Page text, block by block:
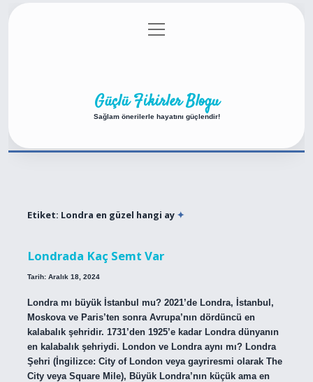
Gizlilik Politikası
menüyü
aç
Güçlü Fikirler Blogu
Sağlam önerilerle hayatını güçlendir!
Etiket: Londra en güzel hangi ay
Londrada Kaç Semt Var
Tarih: Aralık 18, 2024
Londra mı büyük İstanbul mu? 2021’de Londra, İstanbul,
Moskova ve Paris’ten sonra Avrupa’nın dördüncü en
kalabalık şehridir. 1731’den 1925’e kadar Londra dünyanın
en kalabalık şehriydi. London ve Londra aynı mı? Londra
Şehri (İngilizce: City of London veya gayriresmi olarak The
City veya Square Mile), Büyük Londra’nın küçük ama en